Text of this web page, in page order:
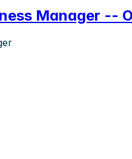
Manager --